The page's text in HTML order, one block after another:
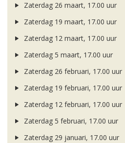
Zaterdag 26 maart, 17.00 uur
Zaterdag 19 maart, 17.00 uur
Zaterdag 12 maart, 17.00 uur
Zaterdag 5 maart, 17.00 uur
Zaterdag 26 februari, 17.00 uur
Zaterdag 19 februari, 17.00 uur
Zaterdag 12 februari, 17.00 uur
Zaterdag 5 februari, 17.00 uur
Zaterdag 29 januari, 17.00 uur